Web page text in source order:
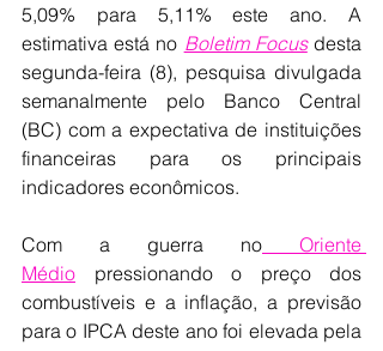
5,09% para 5,11% este ano. A
estimativa está no Boletim Focus desta
segunda-feira (8), pesquisa divulgada
semanalmente pelo Banco Central
(BC) com a expectativa de instituições
financeiras para os principais
indicadores econômicos.
Com a guerra no Oriente
Médio pressionando o preço dos
combustíveis e a inflação, a previsão
para o IPCA deste ano foi elevada pela